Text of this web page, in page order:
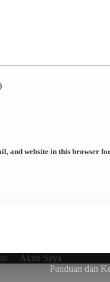
and website in this browser
Akun Saya
Panduan dan